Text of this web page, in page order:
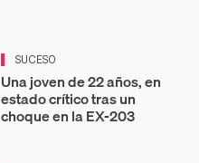
SUCESO
Una joven de 22 años, en
estado crítico tras un
choque en la EX-203